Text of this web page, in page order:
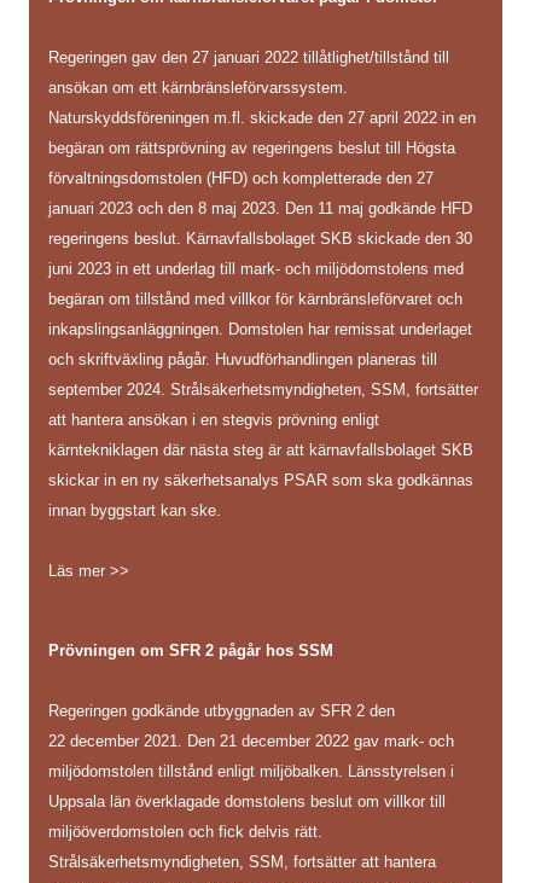
Regeringen gav den 27 januari 2022 tillåtlighet/tillstånd till
ansökan om ett kärnbränsleförvarssystem.
Naturskyddsföreningen m.fl. skickade den 27 april 2022 in en
begäran om rättsprövning av regeringens beslut till Högsta
förvaltningsdomstolen (HFD) och kompletterade den 27
januari 2023 och den 8 maj 2023. Den 11 maj godkände HFD
regeringens beslut. Kärnavfallsbolaget SKB skickade den 30
juni 2023 in ett underlag till mark- och miljödomstolens med
begäran om tillstånd med villkor för kärnbränsleförvaret och
inkapslingsanläggningen. Domstolen har remissat underlaget
och skriftväxling pågår. Huvudförhandlingen planeras till
september 2024. Strålsäkerhetsmyndigheten, SSM, fortsätter
att hantera ansökan i en stegvis prövning enligt
kärntekniklagen där nästa steg är att kärnavfallsbolaget SKB
skickar in en ny säkerhetsanalys PSAR som ska godkännas
innan byggstart kan ske.
Läs mer >>
Prövningen om SFR 2 pågår hos SSM
Regeringen godkände utbyggnaden av SFR 2 den
22 december 2021. Den 21 december 2022 gav mark- och
miljödomstolen tillstånd enligt miljöbalken. Länsstyrelsen i
Uppsala län överklagade domstolens beslut om villkor till
miljööverdomstolen och fick delvis rätt.
Strålsäkerhetsmyndigheten, SSM, fortsätter att hantera